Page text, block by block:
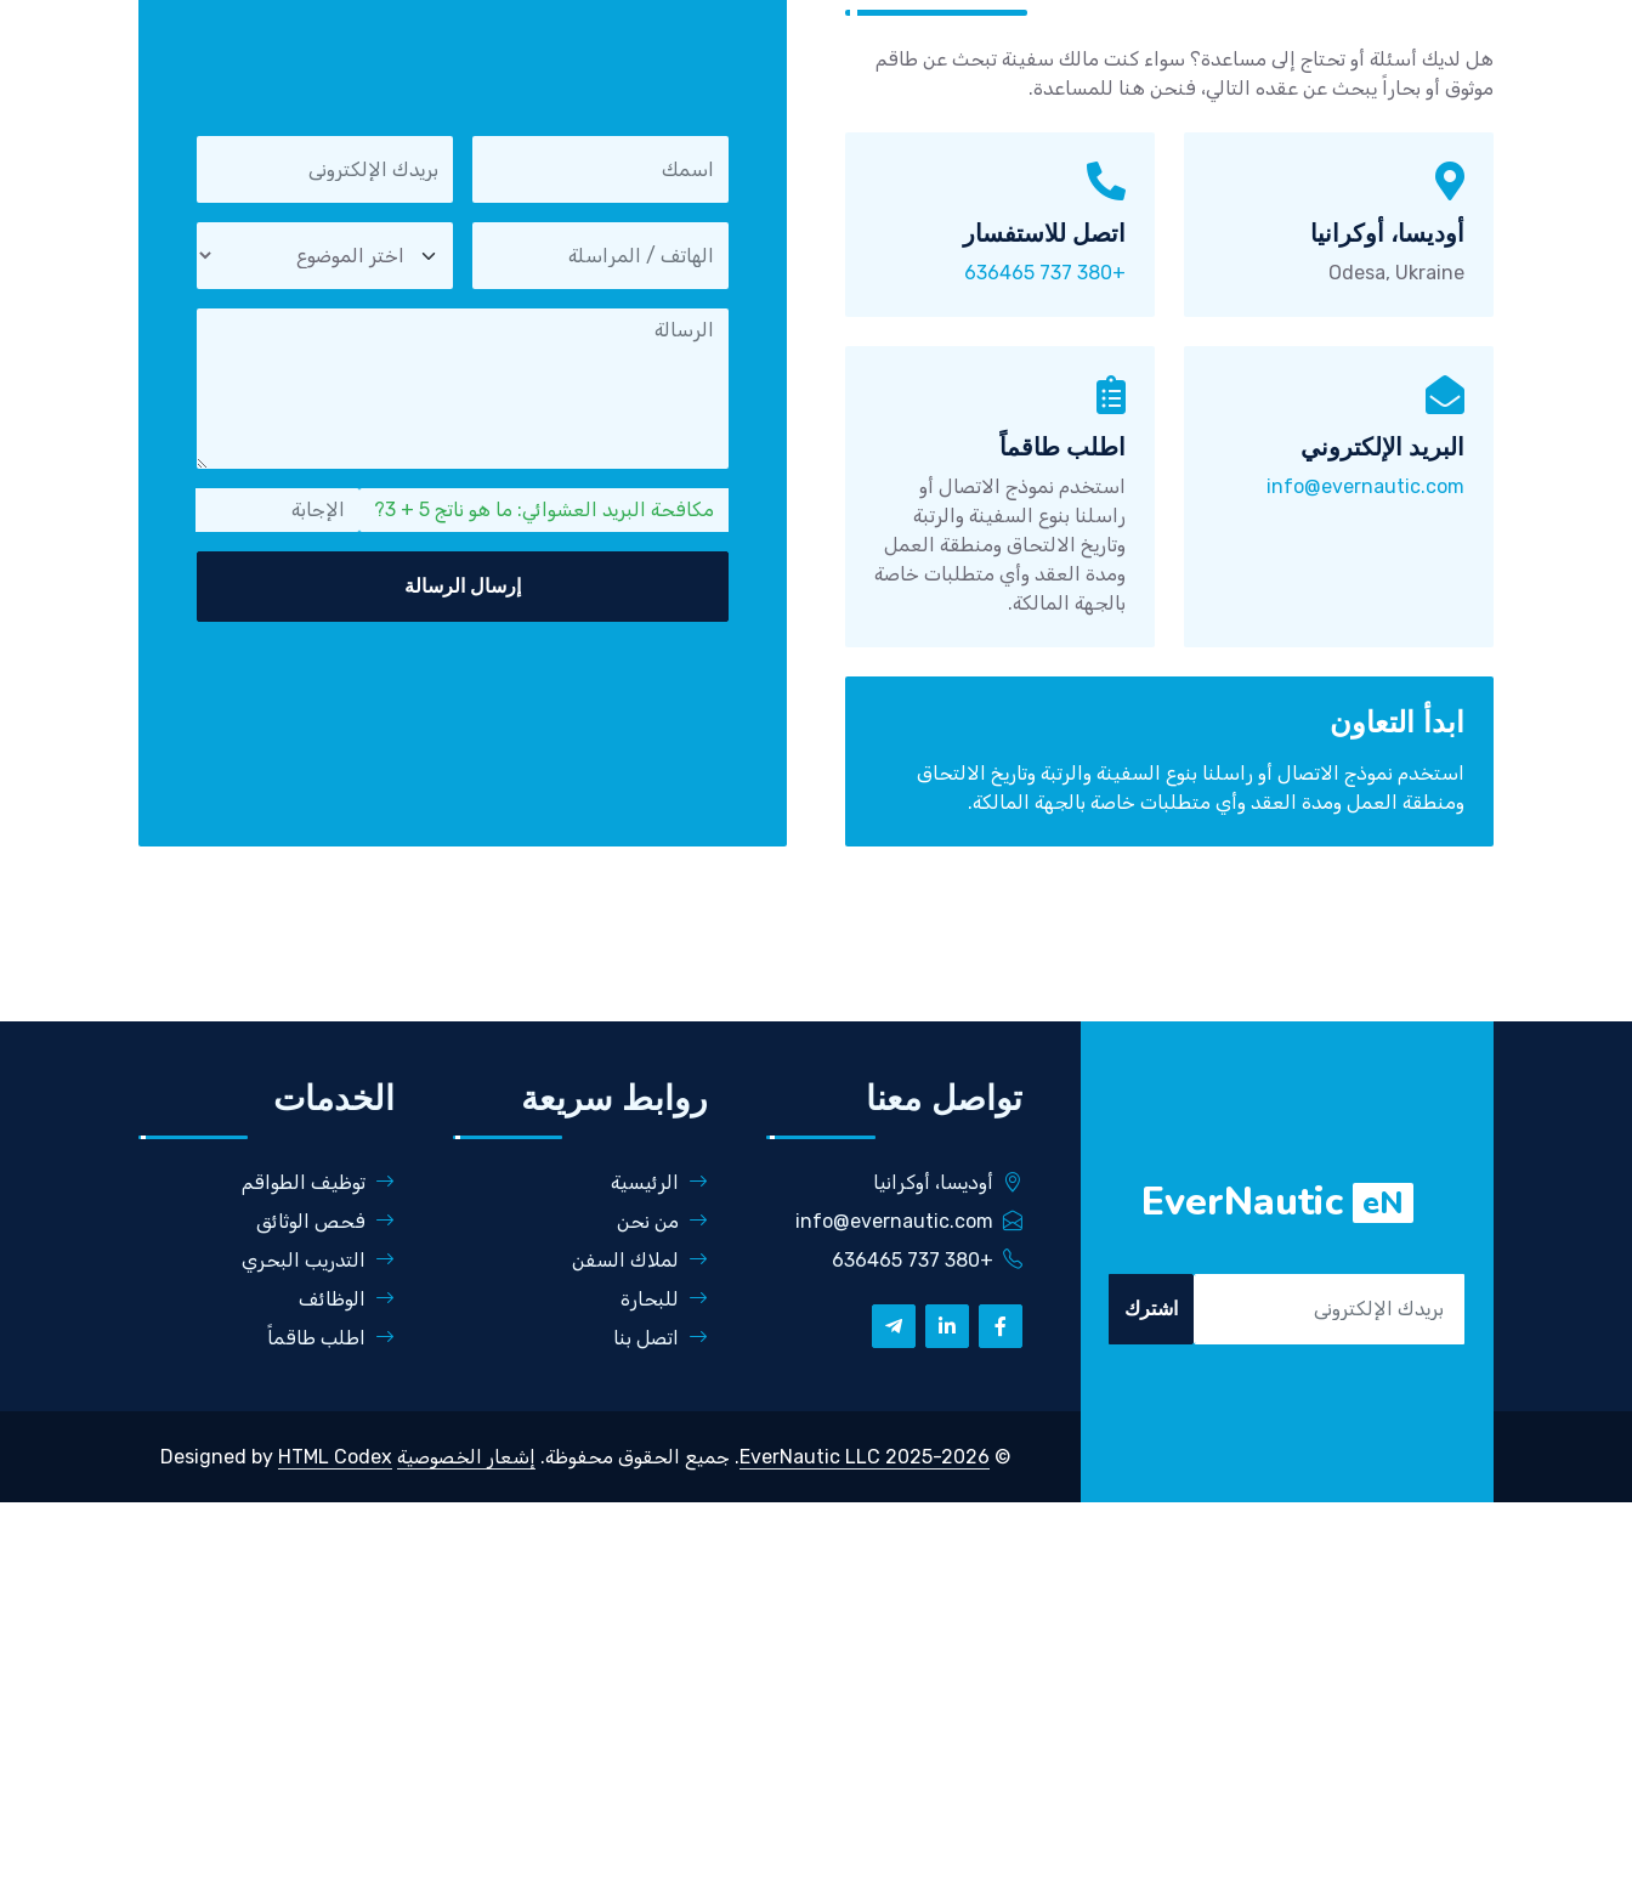
هل لديك أسئلة أو تحتاج إلى مساعدة؟ سواء كنت مالك سفينة تبحث عن طاقم
موثوق أو بحاراً يبحث عن عقده التالي، فنحن هنا للمساعدة.
أوديسا، أوكرانيا
Odesa, Ukraine
اتصل للاستفسار
+380 737 636465
البريد الإلكتروني
info@evernautic.com
اطلب طاقماً
استخدم نموذج الاتصال أو
راسلنا بنوع السفينة والرتبة
وتاريخ الالتحاق ومنطقة العمل
ومدة العقد وأي متطلبات خاصة
بالجهة المالكة.
ابدأ التعاون
استخدم نموذج الاتصال أو راسلنا بنوع السفينة والرتبة وتاريخ الالتحاق
ومنطقة العمل ومدة العقد وأي متطلبات خاصة بالجهة المالكة.
مكافحة البريد العشوائي: ما هو ناتج 5 + 3?
إرسال الرسالة
eN
EverNautic
اشترك
تواصل معنا
أوديسا، أوكرانيا
info@evernautic.com
+380 737 636465
روابط سريعة
الرئيسية
من نحن
لملاك السفن
للبحارة
اتصل بنا
الخدمات
توظيف الطواقم
فحص الوثائق
التدريب البحري
الوظائف
اطلب طاقماً
©
2025-2026 EverNautic LLC . جميع الحقوق محفوظة. إشعار الخصوصية HTML Codex